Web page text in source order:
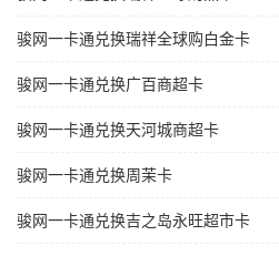
骏网一卡通兑换瑞祥全球购白金卡
骏网一卡通兑换广百商超卡
骏网一卡通兑换天河城商超卡
骏网一卡通兑换周茉卡
骏网一卡通兑换吉之岛永旺超市卡